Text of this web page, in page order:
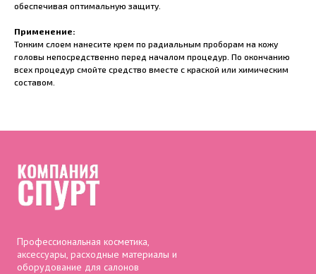
обеспечивая оптимальную защиту.
Применение:
Тонким слоем нанесите крем по радиальным проборам на кожу
головы непосредственно перед началом процедур. По окончанию
всех процедур смойте средство вместе с краской или химическим
составом.
Профессиональная косметика,
аксессуары, расходные материалы и
оборудование для салонов